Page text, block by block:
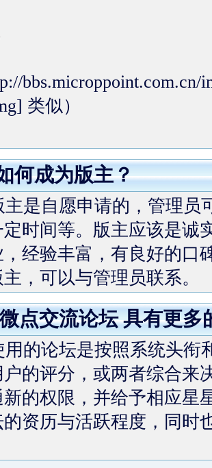
类似）
何成为版主？
是自愿申请的，管理员
时间等。版主应该是诚
经验丰富，有良好的口
，可以与管理员联系。
点交流论坛 具有更多
的论坛是按照系统头衔
的评分，或两者综合来
的权限，并给予相应星
资历与活跃程度，同时